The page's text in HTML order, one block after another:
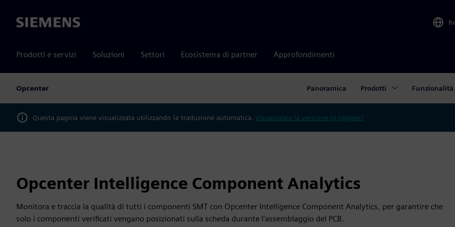
Siemens
Prodotti e servizi Soluzioni Settori Ecosistema di partner Approfondimenti
Opcenter Panoramica Prodotti Funzionalità
Questa pagina viene visualizzata utilizzando la traduzione automatica. Visualizzare la versione in inglese?
Opcenter Intelligence Component Analytics
Monitora e traccia la qualità di tutti i componenti SMT con Opcenter Intelligence Component Analytics, per garantire che
solo i componenti verificati vengano posizionati sulla scheda durante l'assemblaggio del PCB.